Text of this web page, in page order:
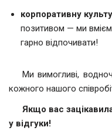
корпоративну
позитивом — ми
гарно відпочивати!
Ми вимогливі,
кожного нашого
Якщо вас
у відгуки!